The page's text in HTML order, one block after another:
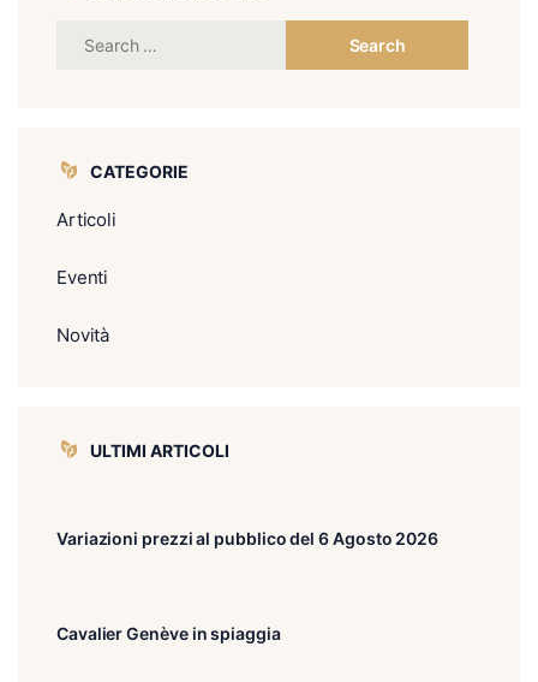
CATEGORIE
Articoli
Eventi
Novità
ULTIMI ARTICOLI
Variazioni prezzi al pubblico del 6 Agosto 2026
Cavalier Genève in spiaggia